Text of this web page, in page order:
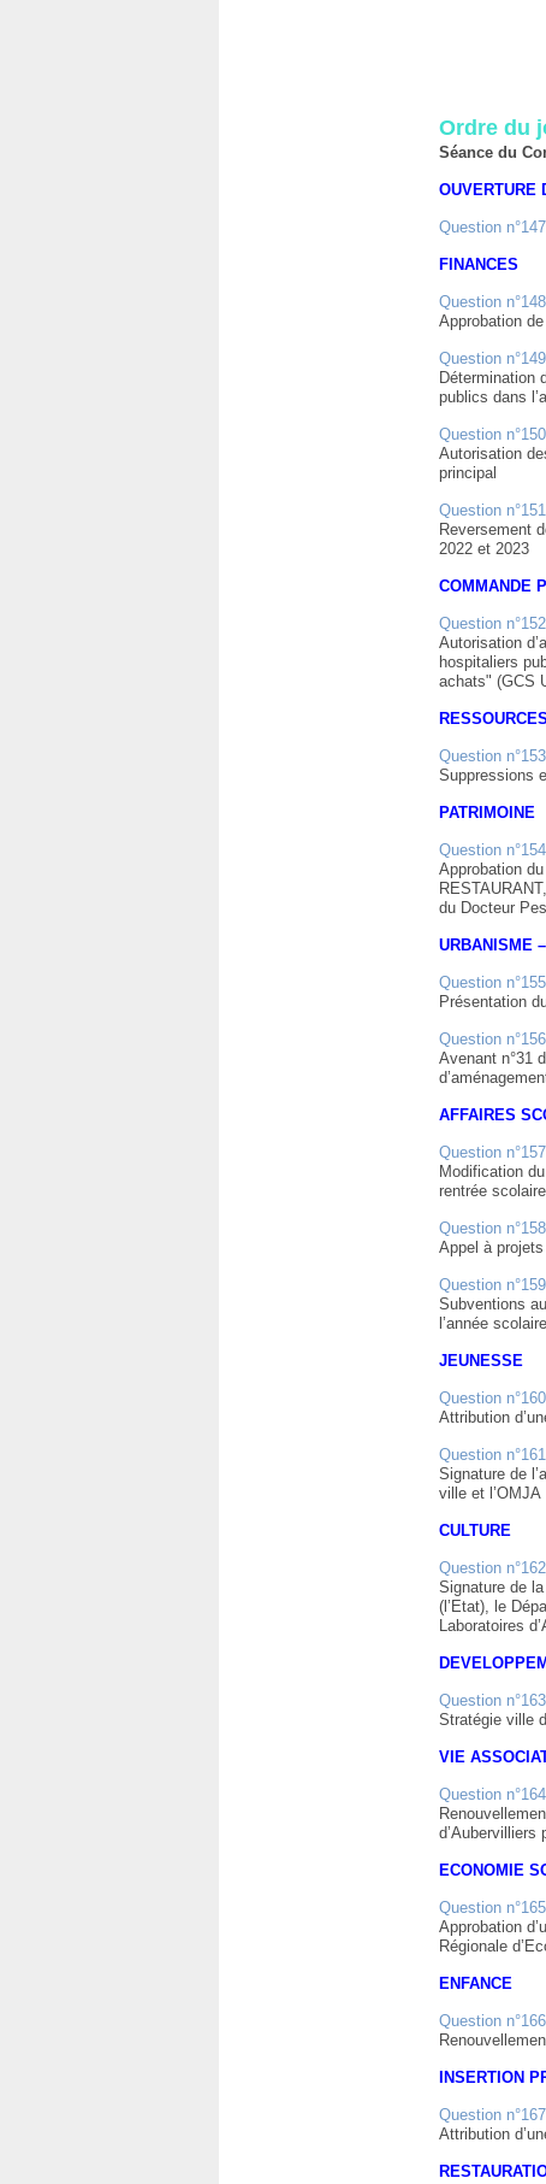
Ordre du
Séance du
OUVERTURE
Question n°147
FINANCES
Question n°148
Approbation
Question n°149
Détermination
publics dans
Question n°150
Autorisation
principal
Question n°151
Reversement
2022 et 2023
COMMANDE
Question n°152
Autorisation
hospitaliers
achats" (GCS
Question n°153
Suppressions
PATRIMOINE
Question n°154
Approbation
du Docteur
URBANISME
Question n°155
Présentation
Question n°156
Avenant n°31
AFFAIRES
Question n°157
Modification
rentrée
Question n°158
Appel à
Question n°159
Subventions
l’année
JEUNESSE
Question n°160
Attribution
Question n°161
Signature de
ville et l’OMJA
CULTURE
Question n°162
Signature de
(l’Etat), le
Laboratoires
Question n°163
Stratégie ville
VIE
Question n°164
d’Aubervilliers
ECONOMIE
Question n°165
Approbation
Régionale
ENFANCE
Question n°166
INSERTION
Question n°167
Attribution